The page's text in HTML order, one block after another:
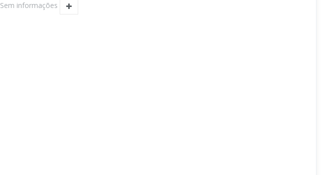
Sem informações